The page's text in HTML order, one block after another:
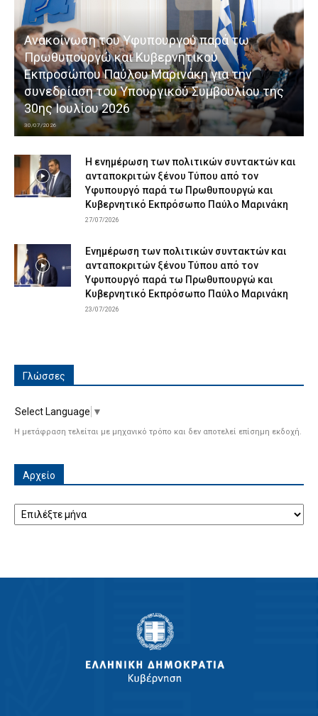
Ανακοίνωση του Υφυπουργού παρά τω
Πρωθυπουργώ και Κυβερνητικού
Εκπροσώπου Παύλου Μαρινάκη για την
συνεδρίαση του Υπουργικού Συμβουλίου της
30ης Ιουλίου 2026
30/07/2026
Η ενημέρωση των πολιτικών συντακτών και
ανταποκριτών ξένου Τύπου από τον
Υφυπουργό παρά τω Πρωθυπουργώ και
Κυβερνητικό Εκπρόσωπο Παύλο Μαρινάκη
27/07/2026
Ενημέρωση των πολιτικών συντακτών και
ανταποκριτών ξένου Τύπου από τον
Υφυπουργό παρά τω Πρωθυπουργώ και
Κυβερνητικό Εκπρόσωπο Παύλο Μαρινάκη
23/07/2026
Γλώσσες
Select Language ▼
Η μετάφραση τελείται με μηχανικό τρόπο και δεν αποτελεί επίσημη εκδοχή.
Αρχείο
Αρχείο